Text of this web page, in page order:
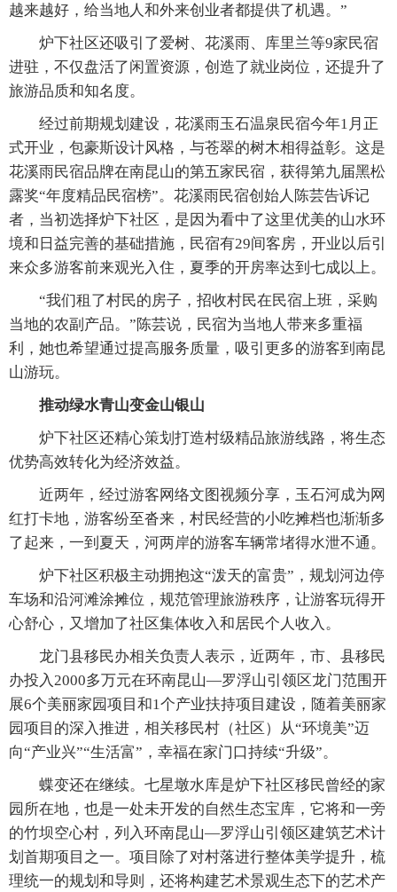
越来越好，给当地人和外来创业者都提供了机遇。”
炉下社区还吸引了爱树、花溪雨、库里兰等9家民宿
进驻，不仅盘活了闲置资源，创造了就业岗位，还提升了
旅游品质和知名度。
经过前期规划建设，花溪雨玉石温泉民宿今年1月正
式开业，包豪斯设计风格，与苍翠的树木相得益彰。这是
花溪雨民宿品牌在南昆山的第五家民宿，获得第九届黑松
露奖“年度精品民宿榜”。花溪雨民宿创始人陈芸告诉记
者，当初选择炉下社区，是因为看中了这里优美的山水环
境和日益完善的基础措施，民宿有29间客房，开业以后引
来众多游客前来观光入住，夏季的开房率达到七成以上。
“我们租了村民的房子，招收村民在民宿上班，采购
当地的农副产品。”陈芸说，民宿为当地人带来多重福
利，她也希望通过提高服务质量，吸引更多的游客到南昆
山游玩。
推动绿水青山变金山银山
炉下社区还精心策划打造村级精品旅游线路，将生态
优势高效转化为经济效益。
近两年，经过游客网络文图视频分享，玉石河成为网
红打卡地，游客纷至沓来，村民经营的小吃摊档也渐渐多
了起来，一到夏天，河两岸的游客车辆常堵得水泄不通。
炉下社区积极主动拥抱这“泼天的富贵”，规划河边停
车场和沿河滩涂摊位，规范管理旅游秩序，让游客玩得开
心舒心，又增加了社区集体收入和居民个人收入。
龙门县移民办相关负责人表示，近两年，市、县移民
办投入2000多万元在环南昆山—罗浮山引领区龙门范围开
展6个美丽家园项目和1个产业扶持项目建设，随着美丽家
园项目的深入推进，相关移民村（社区）从“环境美”迈
向“产业兴”“生活富”，幸福在家门口持续“升级”。
蝶变还在继续。七星墩水库是炉下社区移民曾经的家
园所在地，也是一处未开发的自然生态宝库，它将和一旁
的竹坝空心村，列入环南昆山—罗浮山引领区建筑艺术计
划首期项目之一。项目除了对村落进行整体美学提升，梳
理统一的规划和导则，还将构建艺术景观生态下的艺术产